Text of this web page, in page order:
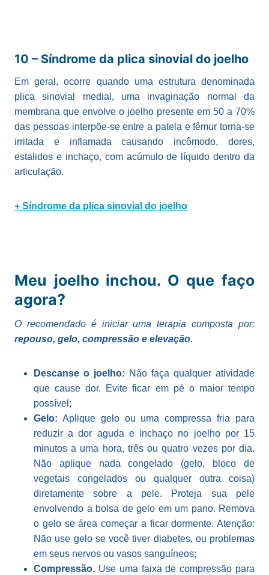
10 – Síndrome da plica sinovial do joelho
Em geral, ocorre quando uma estrutura denominada
plica sinovial medial, uma invaginação normal da
membrana que envolve o joelho presente em 50 a 70%
das pessoas interpõe-se entre a patela e fêmur torna-se
irritada e inflamada causando incômodo, dores,
estalidos e inchaço, com acúmulo de líquido dentro da
articulação.
+ Síndrome da plica sinovial do joelho
Meu joelho inchou. O que faço
agora?
O recomendado é iniciar uma terapia composta por:
repouso, gelo, compressão e elevação.
Descanse o joelho: Não faça qualquer atividade
que cause dor. Evite ficar em pé o maior tempo
possível;
Gelo: Aplique gelo ou uma compressa fria para
reduzir a dor aguda e inchaço no joelho por 15
minutos a uma hora, três ou quatro vezes por dia.
Não aplique nada congelado (gelo, bloco de
vegetais congelados ou qualquer outra coisa)
diretamente sobre a pele. Proteja sua pele
envolvendo a bolsa de gelo em um pano. Remova
o gelo se área começar a ficar dormente. Atenção:
Não use gelo se você tiver diabetes, ou problemas
em seus nervos ou vasos sanguíneos;
Compressão. Use uma faixa de compressão para